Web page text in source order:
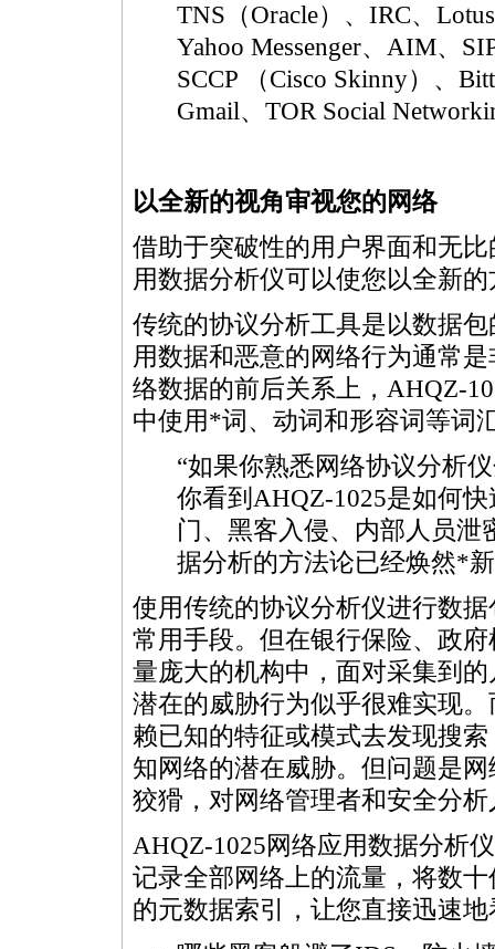
TNS（Oracle）、IRC、
Yahoo Messenger、AIM、
SCCP （Cisco Skinny）、
Gmail、TOR Social
以全新的视角审视您的网络
借助于突破性的用户界面和无
用数据分析仪可以使您以全新
传统的协议分析工具是以数据
用数据和恶意的网络行为通常
络数据的前后关系上，AHQZ-
中使用 *词、动词和形容词等词
“如果你熟悉网络协议分析
你看到AHQZ-1025是如何
门、黑客入侵、内部人员
据分析的方法论已经焕然*
使用传统的协议分析仪进行数据
常用手段。但在银行保险、政
量庞大的机构中，面对采集到
潜在的威胁行为似乎很难实现
赖已知的特征或模式去发现搜
知网络的潜在威胁。但问题是
狡猾，对网络管理者和安全分
AHQZ-1025网络应用数据分析
记录全部网络上的流量，将数
的元数据索引，让您直接迅速